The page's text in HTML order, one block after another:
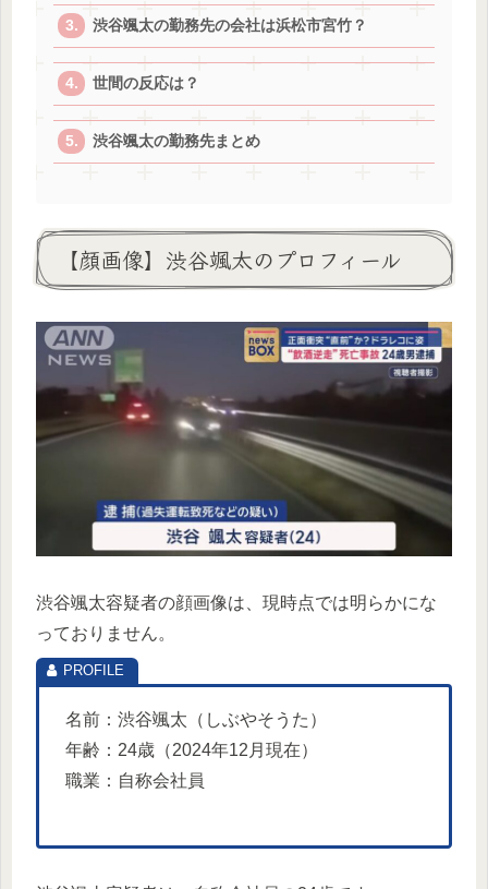
渋谷颯太の勤務先の会社は浜松市宮竹？
世間の反応は？
渋谷颯太の勤務先まとめ
【顔画像】渋谷颯太のプロフィール
渋谷颯太容疑者の顔画像は、現時点では明らかにな
っておりません。
名前：渋谷颯太（しぶやそうた）
年齢：24歳（2024年12月現在）
職業：自称会社員